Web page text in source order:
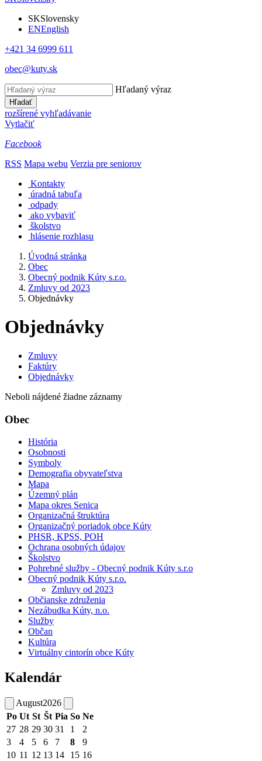
SKSlovensky
ENEnglish
+421 34 6999 611
obec@kuty.sk
Hľadaný výraz
Hľadať
rozšírené vyhľadávanie
Vytlačiť
Facebook
RSS Mapa webu Verzia pre seniorov
Kontakty
úradná tabuľa
odpady
ako vybaviť
školstvo
hlásenie rozhlasu
Úvodná stránka
Obec
Obecný podnik Kúty s.r.o.
Zmluvy od 2023
Objednávky
Objednávky
Zmluvy
Faktúry
Objednávky
Neboli nájdené žiadne záznamy
Obec
História
Osobnosti
Symboly
Demografia obyvateľstva
Mapa
Územný plán
Mapa okres Senica
Organizačná štruktúra
Organizačný poriadok obce Kúty
PHSR, KPSS, POH
Ochrana osobných údajov
Školstvo
Pohrebné služby - Obecný podnik Kúty s.r.o
Obecný podnik Kúty s.r.o.
Zmluvy od 2023
Občianske združenia
Nezábudka Kúty, n.o.
Služby
Občan
Kultúra
Virtuálny cintorín obce Kúty
Kalendár
August2026
Po Ut St Št Pia So Ne
27 28 29 30 31 1
2
3
4 5 6 7 8
9
10 11 12 13 14 15 16